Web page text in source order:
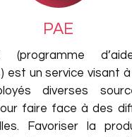
PAE
(programme
est un service visant
diverses
faire face à des
Favoriser la